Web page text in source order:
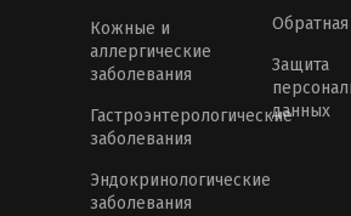
Кожные и
аллергические
заболевания
Гастроэнтерологические
заболевания
Эндокринологические
заболевания
Обратная
Защита
данных